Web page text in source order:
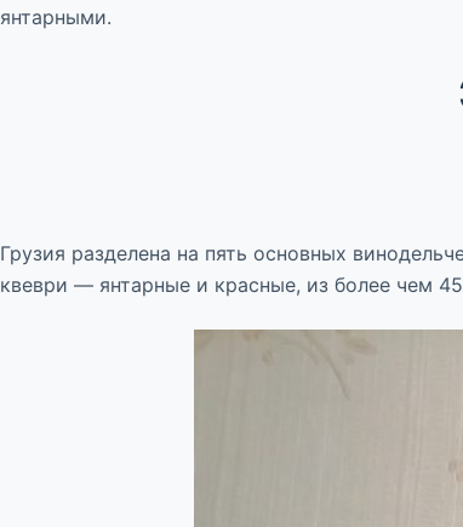
янтарными.
Грузия разделена на пять основных
квеври — янтарные и красные, из более чем